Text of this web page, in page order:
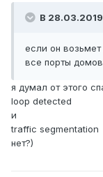
В
если он
все порты
я думал от этого
loop detected
и
traffic segmentation
нет?)